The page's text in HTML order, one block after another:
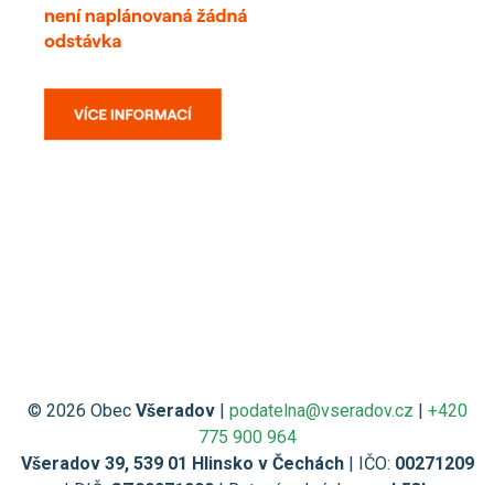
© 2026 Obec Všeradov| podatelna@vseradov.cz | +420
775 900 964
Všeradov 39, 539 01 Hlinsko v Čechách| IČO: 00271209